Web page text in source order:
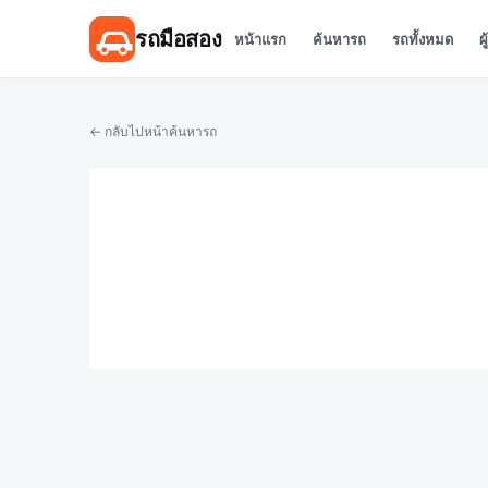
รถมือสอง หน้าแรก ค้นหารถ รถทั้งหมด
← กลับไปหน้าค้นหารถ